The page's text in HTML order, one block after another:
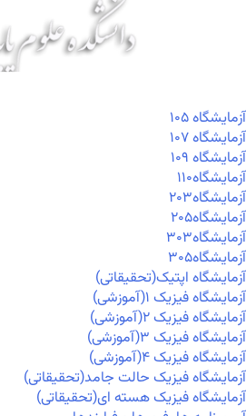
آزمايشگاه ۱۰۵
آزمايشگاه ۱۰۷
آزمايشگاه ۱۰۹
آزمايشگاه۱۱۰
آزمايشگاه۲۰۳
آزمايشگاه۲۰۵
آزمايشگاه۳۰۳
آزمايشگاه۳۰۵
آزمایشگاه اپتیک(تحقیقاتی)
آزمایشگاه فیزیک ۱(آموزشی)
آزمایشگاه فیزیک ۲(آموزشی)
آزمایشگاه فیزیک ۳(آموزشی)
آزمایشگاه فیزیک ۴(آموزشی)
آزمایشگاه فیزیک حالت جامد(تحقیقاتی)
آزمایشگاه فیزیک هسته ای(تحقیقاتی)